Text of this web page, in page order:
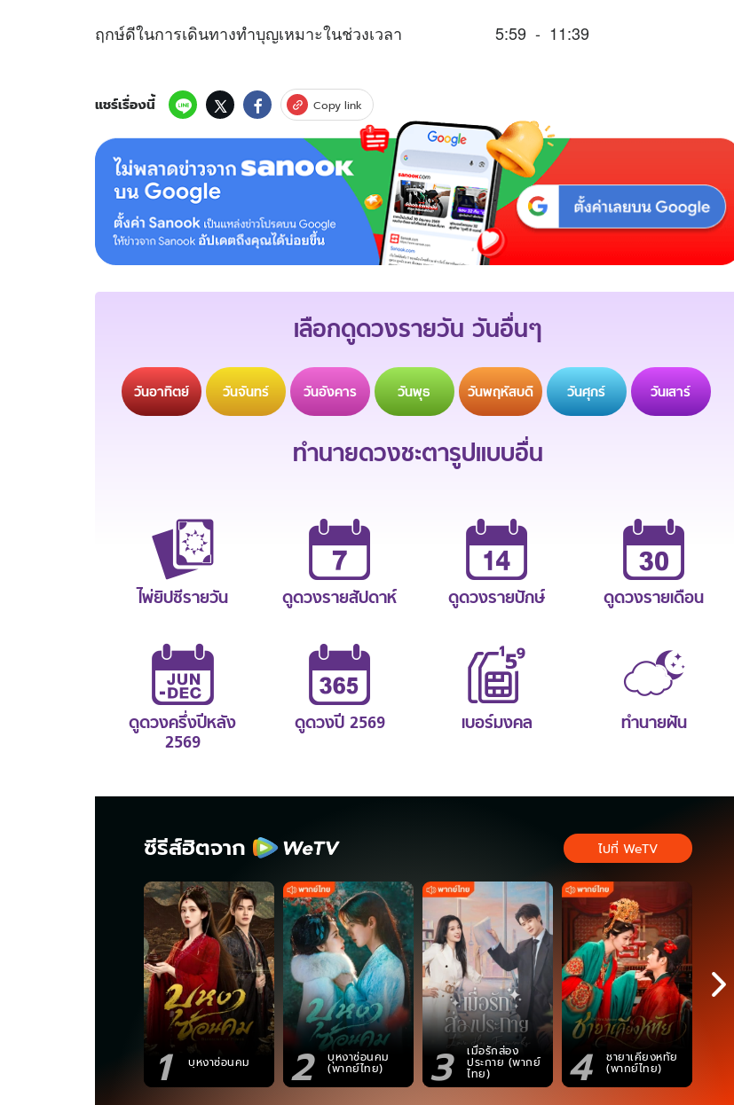
ฤกษ์ดีในการเดินทางทำบุญเหมาะในช่วงเวลา 5:59 - 11:39
แชร์เรื่องนี้ Copy link
เลือกดูดวงรายวัน วันอื่นๆ
วันอาทิตย์ วันจันทร์ วันอังคาร วันพุธ วันพฤหัสบดี วันศุกร์ วันเสาร์
ทำนายดวงชะตารูปแบบอื่น
ไพ่ยิปซีรายวัน ดูดวงรายสัปดาห์ ดูดวงรายปักษ์ ดูดวงรายเดือน
ดูดวงครึ่งปีหลัง
2569
ดูดวงปี 2569 เบอร์มงคล ทำนายฝัน
ซีรีส์ฮิตจาก
1 บุหงาซ่อนคม 2 บุหงาซ่อนคม
(พากย์ไทย) 3 เมื่อรักส่อง
ประกาย (พากย์
ไทย) 4 ชายาเคียงหทัย
(พากย์ไทย) 5
ไปที่ WeTV